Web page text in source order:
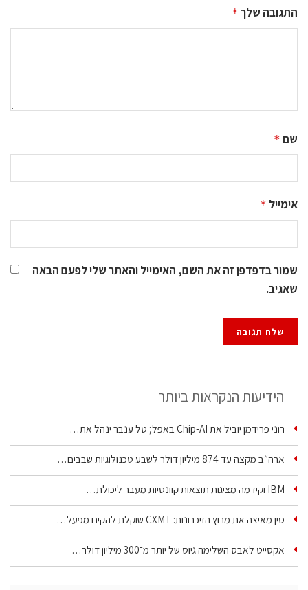
התגובה שלך *
שם *
אימייל *
שמור בדפדפן זה את השם, האימייל והאתר שלי לפעם הבאה
שאגיב.
הידיעות הנקראות ביותר
רוני פרידמן יוביל את Chip‑AI באפל; טל ענבר ינהל את…
ארה״ב מקצה עד 874 מיליון דולר לשבע טכנולוגיות שבבים…
IBM וקידמה מציגות תוצאות קוונטיות מעבר ליכולת…
סין מאיצה את מרוץ הזיכרונות: CXMT שוקלת להקים מפעל…
אקסייט לאבס השלימה גיוס של יותר מ־300 מיליון דולר…